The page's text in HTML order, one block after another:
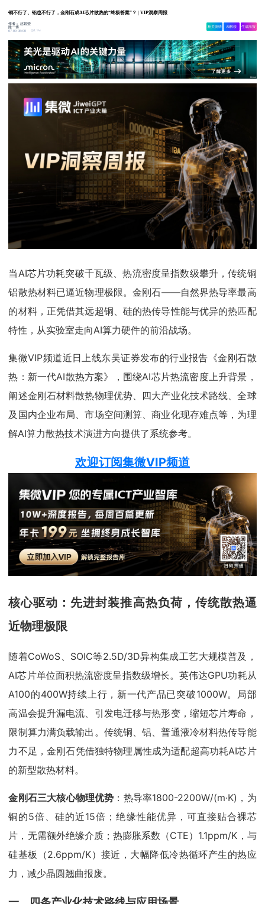
铜不行了、铝也不行了，金刚石成AI芯片散热的“终极答案”？ | VIP洞察周报
作者：赵碧莹
陈一博
07-09 08:00
1.9w
相关舆情 AI解读 生成海报
当AI芯片功耗突破千瓦级、热流密度呈指数级攀升，传统铜
铝散热材料已逼近物理极限。金刚石——自然界热导率最高
的材料，正凭借其远超铜、硅的热传导性能与优异的热匹配
特性，从实验室走向AI算力硬件的前沿战场。
集微VIP频道近日上线东吴证券发布的行业报告《金刚石散
热：新一代AI散热方案》，围绕AI芯片热流密度上升背景，
阐述金刚石材料散热物理优势、四大产业化技术路线、全球
及国内企业布局、市场空间测算、商业化现存难点等，为理
解AI算力散热技术演进方向提供了系统参考。
欢迎订阅集微VIP频道
核心驱动：先进封装推高热负荷，传统散热逼
近物理极限
随着CoWoS、SOIC等2.5D/3D异构集成工艺大规模普及，
AI芯片单位面积热流密度呈指数级增长。英伟达GPU功耗从
A100的400W持续上行，新一代产品已突破1000W。局部
高温会提升漏电流、引发电迁移与热形变，缩短芯片寿命，
限制算力满负载输出。传统铜、铝、普通液冷材料热传导能
力不足，金刚石凭借独特物理属性成为适配超高功耗AI芯片
的新型散热材料。
金刚石三大核心物理优势 ：热导率1800-2200W/(m·K)，为
铜的5倍、硅的近15倍；绝缘性能优异，可直接贴合裸芯
片，无需额外绝缘介质；热膨胀系数（CTE）1.1ppm/K，与
硅基板（2.6ppm/K）接近，大幅降低冷热循环产生的热应
力，减少晶圆翘曲报废。